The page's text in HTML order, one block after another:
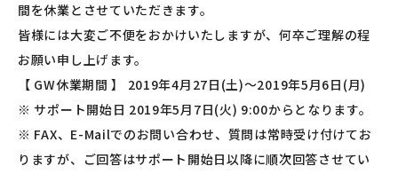
間を休業とさせていただきます。
皆様には大変ご不便をおかけいたしますが、何卒ご理解の程
お願い申し上げます。
【 GW休業期間 】 2019年4月27日(土)～2019年5月6日(月)
※ サポート開始日 2019年5月7日(火) 9:00からとなります。
※ FAX、E-Mailでのお問い合わせ、質問は常時受け付けてお
りますが、ご回答はサポート開始日以降に順次回答させてい